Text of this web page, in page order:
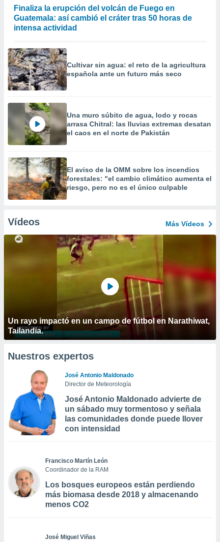
Finaliza la erupción del volcán de Fuego en
Guatemala: así cambió el cráter tras 50 horas de
intensa actividad
Cultivar sin agua: el reto de la agricultura
española ante un futuro más seco
Una muro súbito de agua, lodo y rocas
arrasa Chitral: las lluvias extremas desatan
el caos en el norte de Pakistán
El aviso de la OMM sobre los incendios
forestales: "el cambio climático aumenta el
riesgo, pero no es el único culpable
Vídeos Más Vídeos
Un rayo impactó en un campo de fútbol en Narathiwat,
Tailandia.
Nuestros expertos
José Antonio Maldonado
Director de Meteorología
José Antonio Maldonado advierte de
un sábado muy tormentoso y señala
las comunidades donde puede llover
con intensidad
Francisco Martín León
Coordinador de la RAM
Los bosques europeos están perdiendo
más biomasa desde 2018 y almacenando
menos CO2
José Miguel Viñas